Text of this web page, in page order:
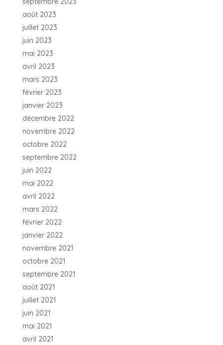
août 2023
juillet 2023
juin 2023
mai 2023
avril 2023
mars 2023
février 2023
janvier 2023
décembre 2022
novembre 2022
octobre 2022
septembre 2022
juin 2022
mai 2022
avril 2022
mars 2022
février 2022
janvier 2022
novembre 2021
octobre 2021
septembre 2021
août 2021
juillet 2021
juin 2021
mai 2021
avril 2021